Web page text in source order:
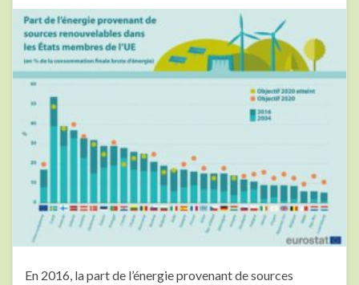
En 2016, la part de l’énergie provenant de sources